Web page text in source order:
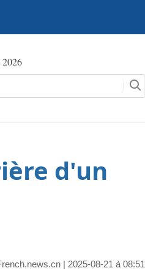
d'un
| 2025-08-21 à 08:51